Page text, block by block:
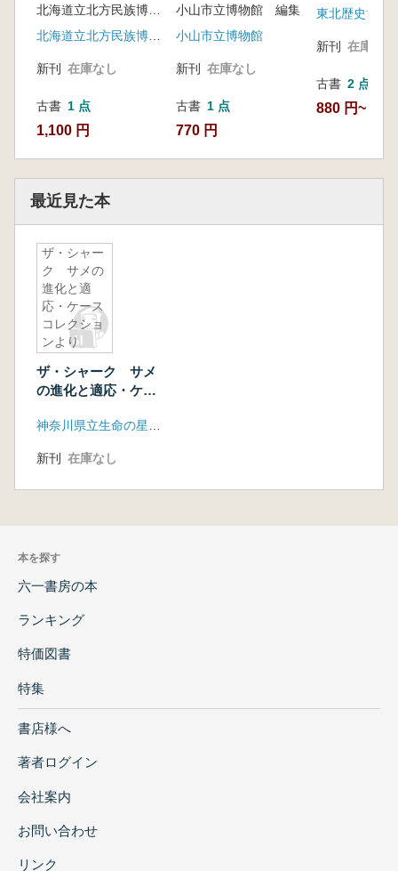
北海道立北方民族博物館 編
北海道立北方民族博物館
新刊 在庫なし
古書 1 点
1,100 円
小山市立博物館 編集
小山市立博物館
新刊 在庫なし
古書 1 点
770 円
東北歴史博物
新刊 在庫なし
古書 2 点
880 円~
最近見た本
ザ・シャー
ク サメの
進化と適
応・ケース
コレクショ
ンより
ザ・シャーク サメ
の進化と適応・ケー
新刊 在庫なし
本を探す
六一書房の本
ランキング
特価図書
特集
書店様へ
著者ログイン
会社案内
お問い合わせ
リンク